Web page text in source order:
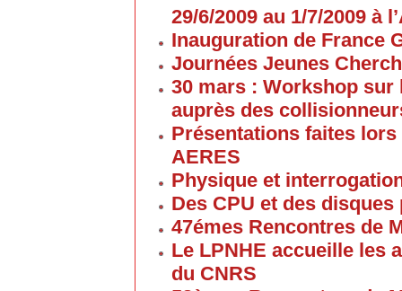
29/6/2009 au 1/7/2009 à
Inauguration de France
Journées Jeunes
30 mars : Workshop
auprès des
Présentations faites
AERES
Physique et
Des CPU et des
47émes Rencontres de
Le LPNHE accueille les
du CNRS